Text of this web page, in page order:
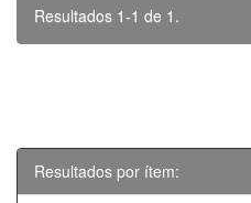
Resultados 1-1 de 1.
Resultados por ítem: